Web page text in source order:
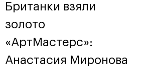
Британки взяли
золото
«АртМастерс»:
Анастасия Миронова